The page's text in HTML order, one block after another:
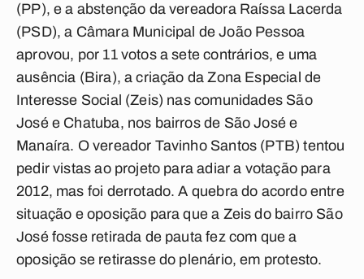
(PP), e a abstenção da vereadora Raíssa Lacerda
(PSD), a Câmara Municipal de João Pessoa
aprovou, por 11 votos a sete contrários, e uma
ausência (Bira), a criação da Zona Especial de
Interesse Social (Zeis) nas comunidades São
José e Chatuba, nos bairros de São José e
Manaíra. O vereador Tavinho Santos (PTB) tentou
pedir vistas ao projeto para adiar a votação para
2012, mas foi derrotado. A quebra do acordo entre
situação e oposição para que a Zeis do bairro São
José fosse retirada de pauta fez com que a
oposição se retirasse do plenário, em protesto.